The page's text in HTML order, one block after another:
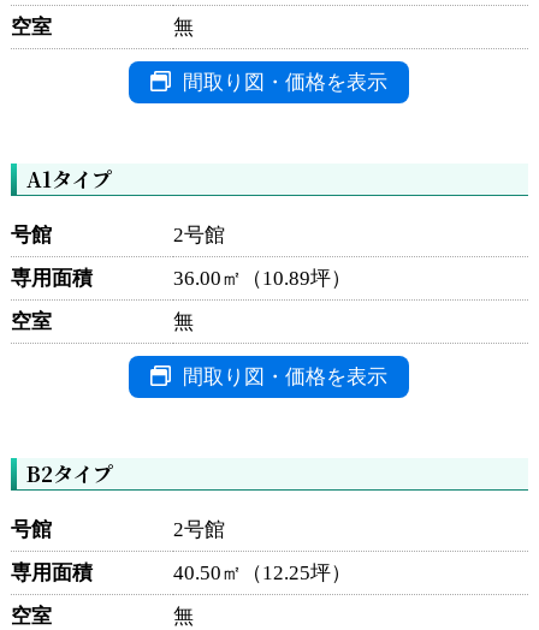
空室
無
間取り図・価格を表示
A1タイプ
号館
2号館
専用面積
36.00㎡（10.89坪）
空室
無
間取り図・価格を表示
B2タイプ
号館
2号館
専用面積
40.50㎡（12.25坪）
空室
無